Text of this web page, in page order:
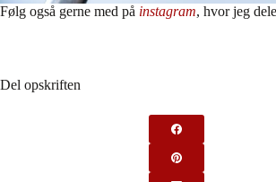
Følg også gerne med på instagram, hvor jeg
Del opskriften